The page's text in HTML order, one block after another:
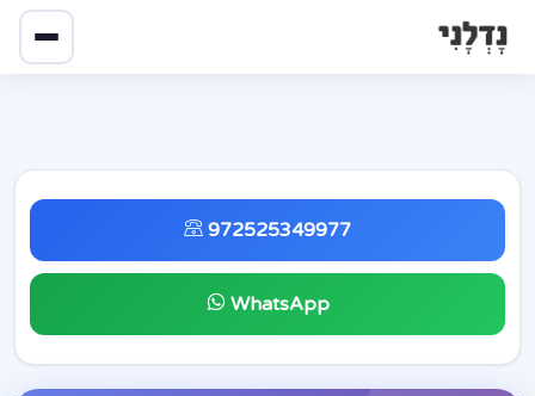
972525349977
WhatsApp